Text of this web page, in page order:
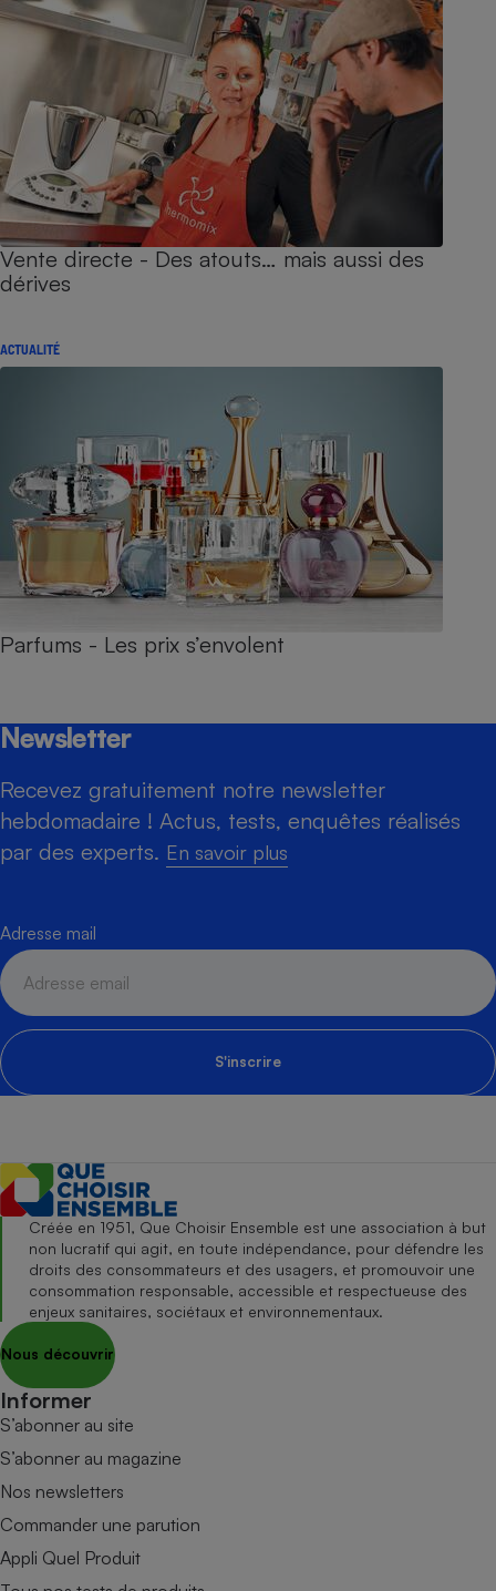
Vente directe - Des atouts… mais aussi des
dérives
ACTUALITÉ
Parfums - Les prix s’envolent
Newsletter
Recevez gratuitement notre newsletter
hebdomadaire ! Actus, tests, enquêtes réalisés
par des experts. En savoir plus
Adresse mail
S'inscrire
Créée en 1951, Que Choisir Ensemble est une association à but
non lucratif qui agit, en toute indépendance, pour défendre les
droits des consommateurs et des usagers, et promouvoir une
consommation responsable, accessible et respectueuse des
enjeux sanitaires, sociétaux et environnementaux.
Nous découvrir
Informer
S’abonner au site
S’abonner au magazine
Nos newsletters
Commander une parution
Appli Quel Produit